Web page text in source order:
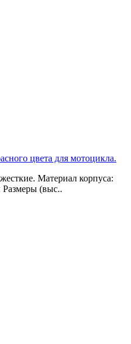
цвета для мотоцикла.
Материал корпуса:
Размеры (выс..